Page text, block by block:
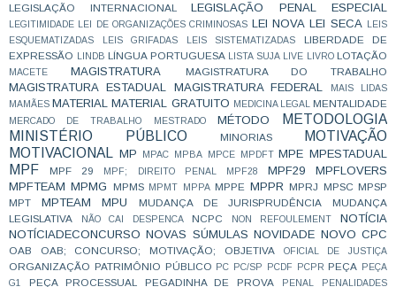
LEGISLAÇÃO INTERNACIONAL
LEGISLAÇÃO PENAL ESPECIAL
LEGITIMIDADE LEI DE ORGANIZAÇÕES CRIMINOSAS LEI NOVA LEI SECA
LEIS
ESQUEMATIZADAS
LEIS GRIFADAS LEIS SISTEMATIZADAS
LIBERDADE DE
EXPRESSÃO
LINDB LÍNGUA PORTUGUESA LISTA SUJA LIVE LIVRO LOTAÇÃO
MACETE MAGISTRATURA MAGISTRATURA DO TRABALHO
MAGISTRATURA ESTADUAL MAGISTRATURA FEDERAL
MAIS LIDAS
MAMÃES MATERIAL MATERIAL GRATUITO MEDICINA LEGAL MENTALIDADE
MERCADO DE TRABALHO MESTRADO MÉTODO
METODOLOGIA
MINISTÉRIO PÚBLICO
MINORIAS
MOTIVAÇÃO
MOTIVACIONAL
MP MPAC MPBA MPCE MPDFT MPE MPESTADUAL
MPF MPF 29 MPF; DIREITO PENAL MPF28 MPF29
MPFLOVERS
MPFTEAM MPMG MPMS MPMT MPPA MPPE MPPR MPRJ MPSC MPSP
MPT
MPTEAM MPU MUDANÇA DE JURISPRUDÊNCIA
MUDANÇA
LEGISLATIVA
NÃO CAI DESPENCA NCPC NON REFOULEMENT
NOTÍCIA
NOTÍCIADECONCURSO NOVAS SÚMULAS NOVIDADE NOVO CPC
OAB OAB; CONCURSO; MOTIVAÇÃO; OBJETIVA OFICIAL DE JUSTIÇA
ORGANIZAÇÃO PATRIMÔNIO PÚBLICO PC PC/SP PCDF PCPR PEÇA
PEÇA
G1
PEÇA PROCESSUAL PEGADINHA DE PROVA PENAL PENALIDADES